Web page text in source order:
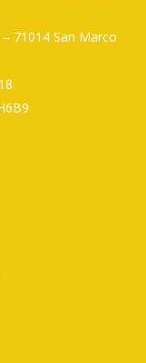
71014 San Marco